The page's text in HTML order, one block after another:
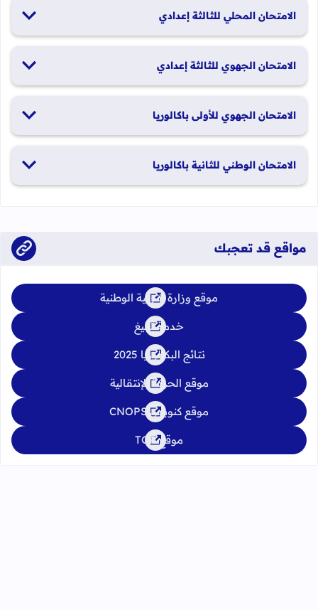
الامتحان المحلي للثالثة إعدادي
الامتحان الجهوي للثالثة إعدادي
الامتحان الجهوي للأولى باكالوريا
2026
الامتحان الوطني للثانية باكالوريا
مواقع قد تعجبك
موقع وزارة التربية الوطنية
خدمة تبليغ
نتائج البكالوريا 2025
موقع الحركة الإنتقالية
موقع كنوبس CNOPS
موقع TGR